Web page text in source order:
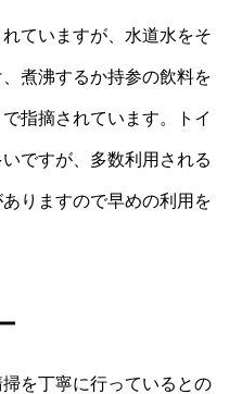
ていますが、水道水をそ
煮沸するか持参の飲料を
指摘されています。トイ
ですが、多数利用される
りますので早めの利用を
を丁寧に行っているとの